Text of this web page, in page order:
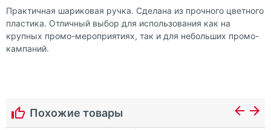
Практичная шариковая ручка. Сделана из прочного цветного
пластика. Отличный выбор для использования как на
крупных промо-мероприятиях, так и для небольших промо-
кампаний.
Похожие товары